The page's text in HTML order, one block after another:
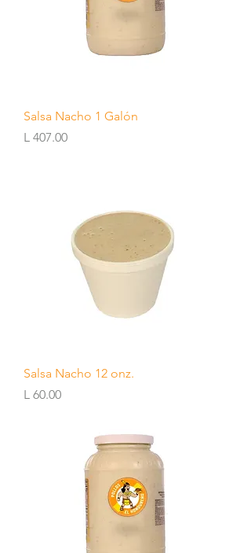
Salsa Nacho 1 Galón
Precio
L 407.00
Salsa Nacho 12 onz.
Precio
L 60.00